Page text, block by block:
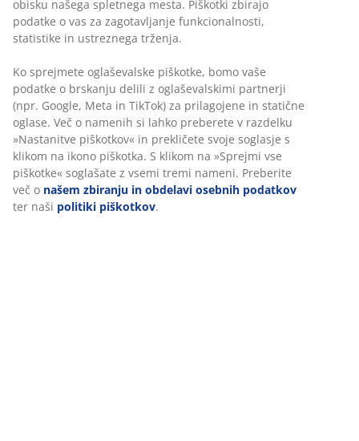
zagotavljajo edinstveno, ergonomsko pravilno
podporo. Vzmetnica je podložena s hladno peno.
Pralna prevleka z mehkim, gostim prešitjem. Prevleka
vlage za naraven občutek suhosti. 80x200 cm. Višina: 25
cm.
Inventarna številka: 3398129
Podatki o izdelku
obisku našega spletnega mesta. Piškotki zbirajo
podatke o vas za zagotavljanje funkcionalnosti,
statistike in ustreznega trženja.
Ko sprejmete oglaševalske piškotke, bomo vaše
podatke o brskanju delili z oglaševalskimi partnerji
(npr. Google, Meta in TikTok) za prilagojene in statične
oglase. Več o namenih si lahko preberete v razdelku
»Nastanitve piškotkov« in prekličete svoje soglasje s
klikom na ikono piškotka. S klikom na »Sprejmi vse
piškotke« soglašate z vsemi tremi nameni. Preberite
več o našem zbiranju in obdelavi osebnih podatkov
ter naši politiki piškotkov.